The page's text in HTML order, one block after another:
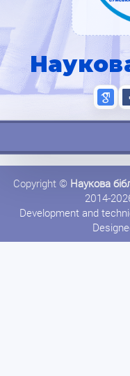
Copyright © Наукова
2014-
Development and